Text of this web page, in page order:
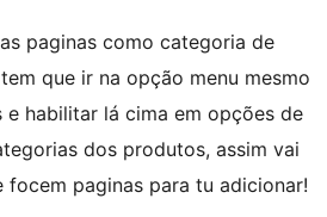
paginas como categoria de
que ir na opção menu mesmo
e habilitar lá cima em opções de
dos produtos, assim vai
focem paginas para tu adicionar!